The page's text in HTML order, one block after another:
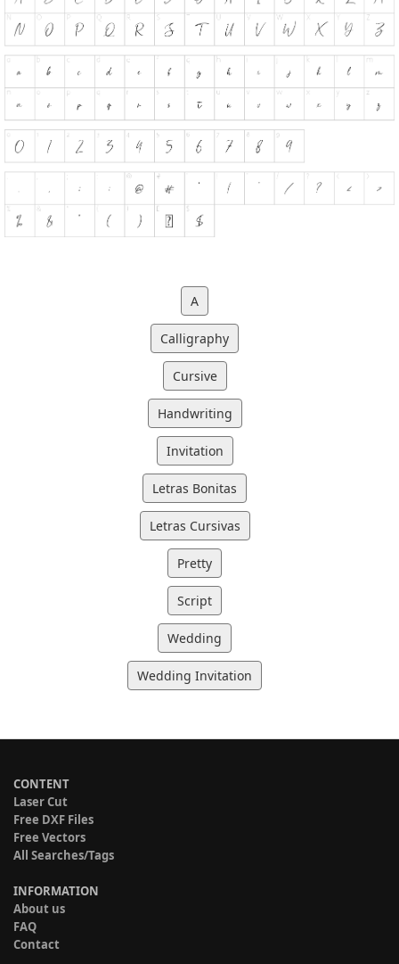
A
Calligraphy
Cursive
Handwriting
Invitation
Letras Bonitas
Letras Cursivas
Pretty
Script
Wedding
Wedding Invitation
CONTENT
Laser Cut
Free DXF Files
Free Vectors
All Searches/Tags
INFORMATION
About us
FAQ
Contact